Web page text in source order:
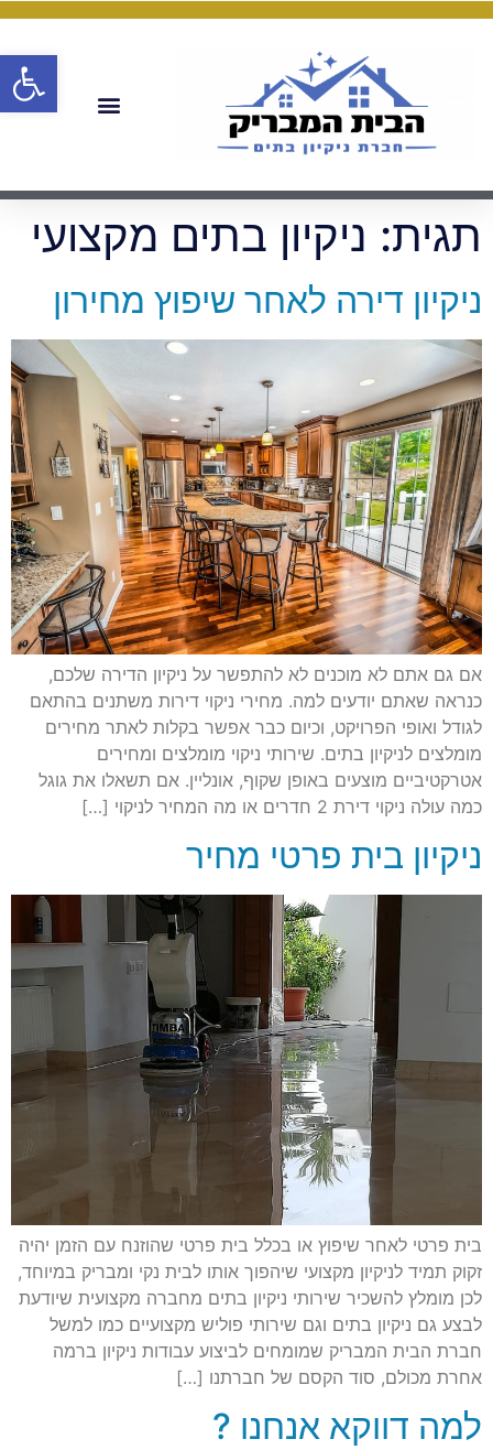
תגית: ניקיון בתים מקצועי
ניקיון דירה לאחר שיפוץ מחירון
אם גם אתם לא מוכנים לא להתפשר על ניקיון הדירה שלכם,
כנראה שאתם יודעים למה. מחירי ניקוי דירות משתנים בהתאם
לגודל ואופי הפרויקט, וכיום כבר אפשר בקלות לאתר מחירים
מומלצים לניקיון בתים. שירותי ניקוי מומלצים ומחירים
אטרקטיביים מוצעים באופן שקוף, אונליין. אם תשאלו את גוגל
כמה עולה ניקוי דירת 2 חדרים או מה המחיר לניקוי […]
ניקיון בית פרטי מחיר
בית פרטי לאחר שיפוץ או בכלל בית פרטי שהוזנח עם הזמן יהיה
זקוק תמיד לניקיון מקצועי שיהפוך אותו לבית נקי ומבריק במיוחד,
לכן מומלץ להשכיר שירותי ניקיון בתים מחברה מקצועית שיודעת
לבצע גם ניקיון בתים וגם שירותי פוליש מקצועיים כמו למשל
חברת הבית המבריק שמומחים לביצוע עבודות ניקיון ברמה
אחרת מכולם, סוד הקסם של חברתנו […]
למה דווקא אנחנו ?